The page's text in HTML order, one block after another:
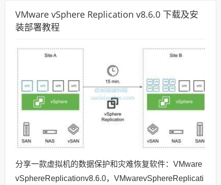
VMware vSphere Replication v8.6.0 下载及安
装部署教程
分享一款虚拟机的数据保护和灾难恢复软件：VMware
vSphereReplicationv8.6.0，VMwarevSphereReplicati